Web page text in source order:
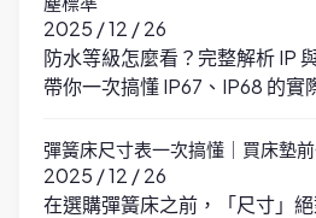
2025 / 12 / 26
防水等級怎麼看？完整解析 IP
帶你一次搞懂 IP67、IP68 的實
彈簧床尺寸表一次搞懂｜買床墊
2025 / 12 / 26
在選購彈簧床之前，「尺寸」